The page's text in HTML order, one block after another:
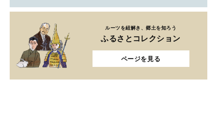
ルーツを紐解き、郷土を知ろう
ふるさとコレクション
ページを見る